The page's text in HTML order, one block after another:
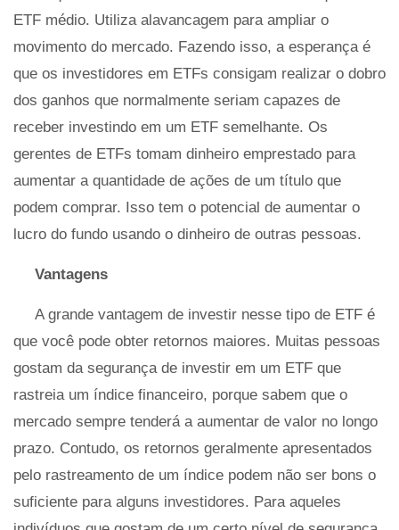
ETF médio. Utiliza alavancagem para ampliar o
movimento do mercado. Fazendo isso, a esperança é
que os investidores em ETFs consigam realizar o dobro
dos ganhos que normalmente seriam capazes de
receber investindo em um ETF semelhante. Os
gerentes de ETFs tomam dinheiro emprestado para
aumentar a quantidade de ações de um título que
podem comprar. Isso tem o potencial de aumentar o
lucro do fundo usando o dinheiro de outras pessoas.
Vantagens
A grande vantagem de investir nesse tipo de ETF é
que você pode obter retornos maiores. Muitas pessoas
gostam da segurança de investir em um ETF que
rastreia um índice financeiro, porque sabem que o
mercado sempre tenderá a aumentar de valor no longo
prazo. Contudo, os retornos geralmente apresentados
pelo rastreamento de um índice podem não ser bons o
suficiente para alguns investidores. Para aqueles